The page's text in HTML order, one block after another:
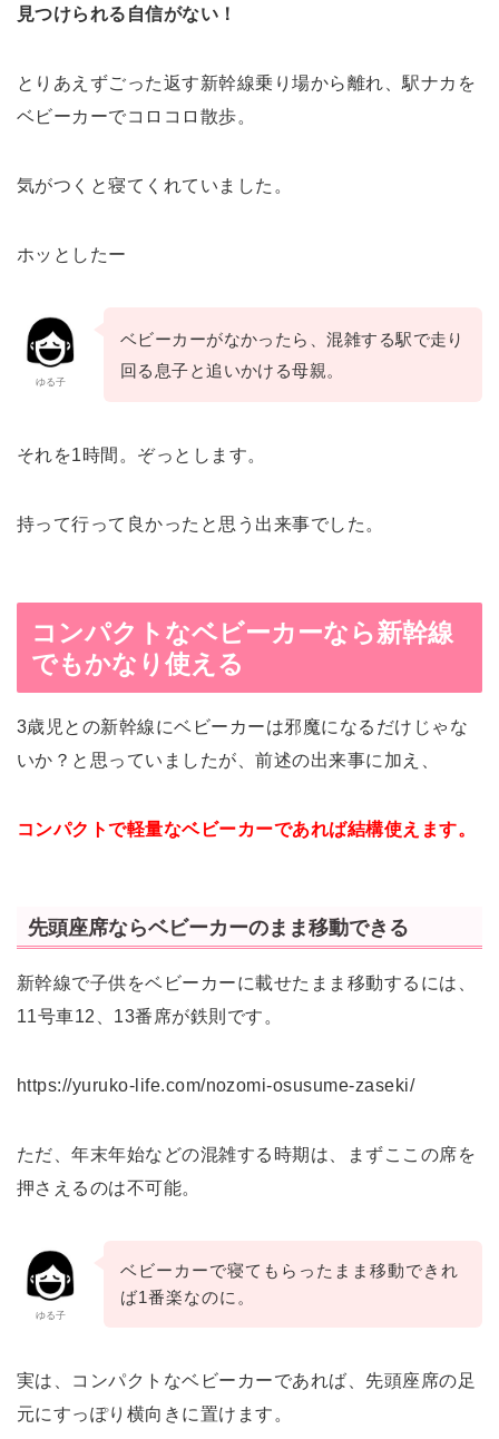
見つけられる自信がない！
とりあえずごった返す新幹線乗り場から離れ、駅ナカを
ベビーカーでコロコロ散歩。
気がつくと寝てくれていました。
ホッとしたー
ゆる子
ベビーカーがなかったら、混雑する駅で走り
回る息子と追いかける母親。
それを1時間。ぞっとします。
持って行って良かったと思う出来事でした。
コンパクトなベビーカーなら新幹線
でもかなり使える
3歳児との新幹線にベビーカーは邪魔になるだけじゃな
いか？と思っていましたが、前述の出来事に加え、
コンパクトで軽量なベビーカーであれば結構使えます。
先頭座席ならベビーカーのまま移動できる
新幹線で子供をベビーカーに載せたまま移動するには、
11号車12、13番席が鉄則です。
https://yuruko-life.com/nozomi-osusume-zaseki/
ただ、年末年始などの混雑する時期は、まずここの席を
押さえるのは不可能。
ゆる子
ベビーカーで寝てもらったまま移動できれ
ば1番楽なのに。
実は、コンパクトなベビーカーであれば、先頭座席の足
元にすっぽり横向きに置けます。